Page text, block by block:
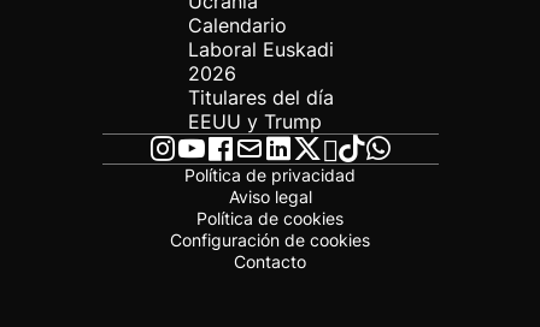
Calendario
Laboral Euskadi
2026
Titulares del día
EEUU y Trump
Política de privacidad
Aviso legal
Política de cookies
Configuración de cookies
Contacto